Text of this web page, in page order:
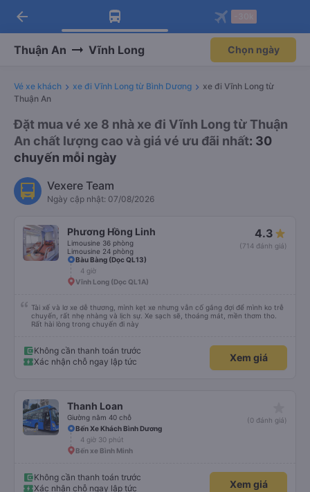
Tải app Vexere ngay!
Nhận ưu đãi thành viên độc
Mở app
Tải app Vexere
-30k/ghế khi đặt vé máy bay qua
Mở app
arrow_back
Thuận An Vĩnh Long Chọn ngày
Vé xe khách xe đi Vĩnh Long từ Bình Dương
xe đi Vĩnh Long từ
Thuận An
Đặt mua vé xe 8 nhà xe đi Vĩnh Long từ Thuận
An chất lượng cao và giá vé ưu đãi nhất: 30
chuyến mỗi ngày
Vexere Team
Ngày cập nhật: 07/08/2026
Phương Hồng Linh
Limousine 36 phòng
Limousine 24 phòng
4.3
(714 đánh giá)
Bàu Bàng (Dọc QL13)
4 giờ
Vĩnh Long (Dọc QL1A)
Tài xế và lơ xe dễ thương, mình kẹt xe nhưng vẫn cố gắng đợi để mình ko trễ
chuyến, rất nhẹ nhàng và lịch sự. Xe sạch sẽ, thoáng mát, mền thơm tho.
Rất hài lòng trong chuyến đi này
Không cần thanh toán trước
Xác nhận chỗ ngay lập tức
Xem giá
Thanh Loan
Giường nằm 40 chỗ
(0 đánh giá)
Bến Xe Khách Bình Dương
4 giờ 30 phút
Bến xe Bình Minh
Không cần thanh toán trước
Xác nhận chỗ ngay lập tức
Xem giá